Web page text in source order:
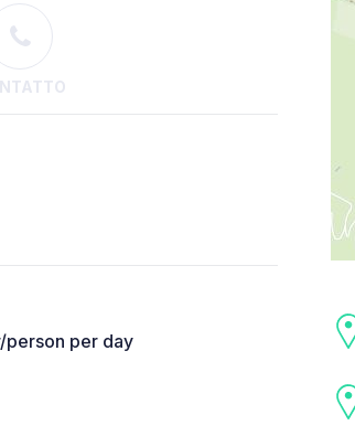
person per day